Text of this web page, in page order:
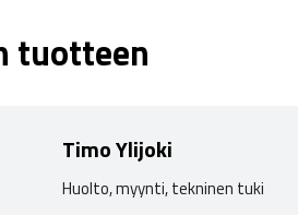
tuotteen
Timo Ylijoki
Huolto, myynti, tekninen tuki